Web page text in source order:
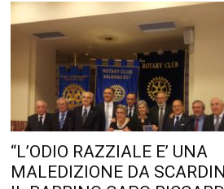
“L’ODIO RAZZIALE E’ UNA
MALEDIZIONE DA